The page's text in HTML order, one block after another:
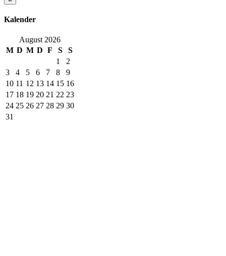
Kalender
August 2026
M D M D F S
S
1
2
3
4 5 6 7 8
9
10 11 12 13 14 15 16
17 18 19 20 21 22 23
24 25 26 27 28 29 30
31